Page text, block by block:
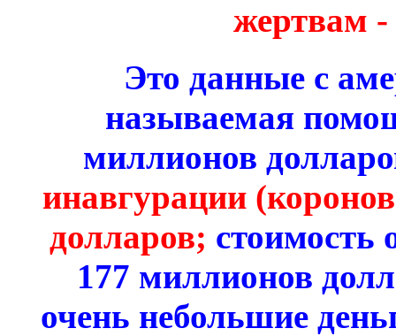
жертвам -
Это данные с
называемая
миллионов
инавгурации
долларов; стоимость
177 миллионов
очень небольшие